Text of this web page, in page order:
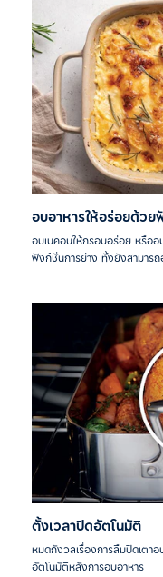
อบอาหารให้อร่อยด้ว
อบเบคอนให้กรอบอร่อย หรืออ
ฟังก์ชั่นการย่าง ทั้งยังสามารถ
ตั้งเวลาปิดอัตโนมัติ
หมดกังวลเรื่องการลืมปิดเตา
อัตโนมัติหลังการอบอาหาร